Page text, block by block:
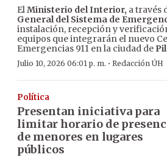
ElMinisterio del Interior, a través
General del Sistema de
instalación, recepción y
equipos que integrarán el nuevo
Emergencias 911 en la ciudad de
Julio 10, 2026 06:01 p. m. · Redacción ÚH
Política
Presentan iniciativa para
limitar horario de
de menores en lugares
públicos